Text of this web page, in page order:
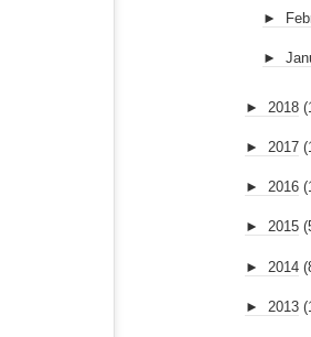
►
►
► 2018
► 2017
► 2016
► 2015
► 2014
► 2013